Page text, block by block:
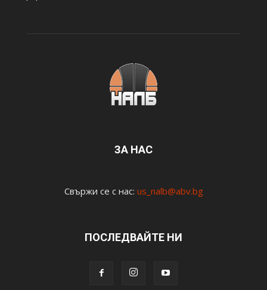
ЗА НАС
Свържи се с нас: us_nalb@abv.bg
ПОСЛЕДВАЙТЕ НИ